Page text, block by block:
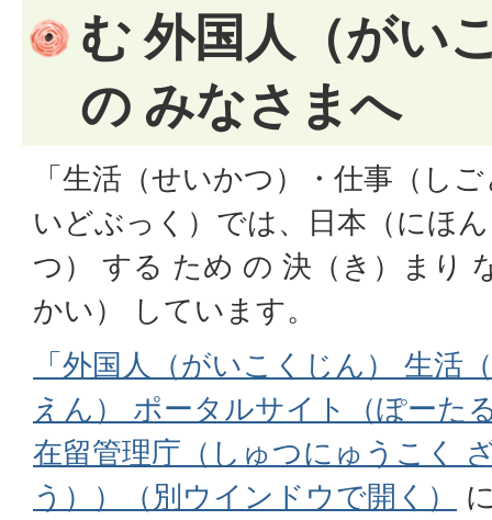
む 外国人（がい
の みなさまへ
「生活（せいかつ）・仕事（し
いどぶっく）では、日本（にほ
つ） する ため の 決（き）まり
かい） しています。
「外国人（がいこくじん） 生活
えん） ポータルサイト（ぽーた
在留管理庁（しゅつにゅうこく
う））（別ウインドウで開く）